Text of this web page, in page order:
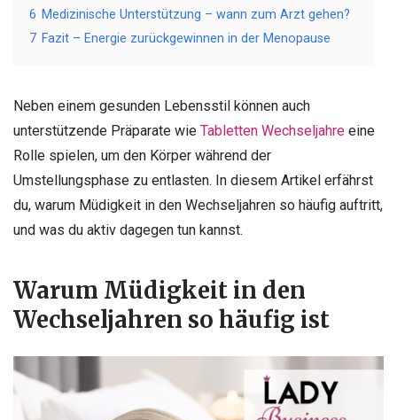
6 Medizinische Unterstützung – wann zum Arzt gehen?
7 Fazit – Energie zurückgewinnen in der Menopause
Neben einem gesunden Lebensstil können auch
unterstützende Präparate wie Tabletten Wechseljahre eine
Rolle spielen, um den Körper während der
Umstellungsphase zu entlasten. In diesem Artikel erfährst
du, warum Müdigkeit in den Wechseljahren so häufig auftritt,
und was du aktiv dagegen tun kannst.
Warum Müdigkeit in den
Wechseljahren so häufig ist